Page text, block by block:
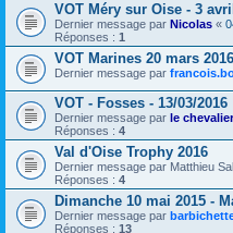
VOT Méry sur Oise - 3
Dernier message par Nicolas «
Réponses : 1
VOT Marines 20 mars 2016
Dernier message par
VOT - Fosses - 13/03/2016
Dernier message par le
Réponses : 4
Val d'Oise Trophy 2016
Dernier message par Matthieu
Réponses : 4
Dimanche 10 mai 2015 -
Dernier message par
Réponses : 13